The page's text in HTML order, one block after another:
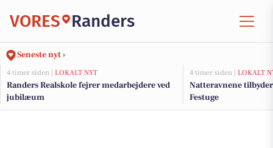
VORES Randers
Seneste nyt ›
4 timer siden | LOKALT NYT
Randers Realskole fejrer medarbejdere ved
jubilæum
4 timer siden | LOKALT
Natteravnene
Festuge